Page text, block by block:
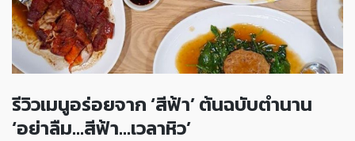
รีวิวเมนูอร่อยจาก ‘สีฟ้า’ ต้นฉบับตำนาน
‘อย่าลืม…สีฟ้า…เวลาหิว’